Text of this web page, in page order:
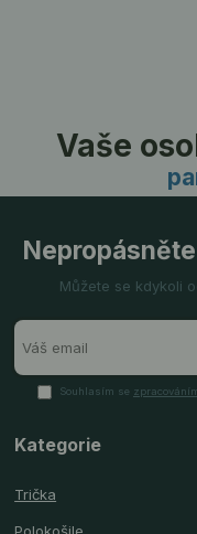
Vaše
Můžete se kdykoli
Souhlasím se
Kategorie
Trička